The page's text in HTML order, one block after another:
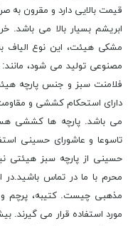
قیمت بالایی دارد و مقرون
ابریشم بسیار بالا می باشد.
مشکی هیئت، این نوع الیاف
مصنوعی تولید می شود، مانند:
فلامنت سبز و جنس پارچه
دارای استحکام کششی و
می باشد. پارچه ها کششی
تاسوعا و عاشورای حسینی
حسینی از پارچه سبز هیئتی
محرم با ما در تماس
مذهبی چیست. کتیبه، پرچم
مورد استفاده قرار می گیرند.